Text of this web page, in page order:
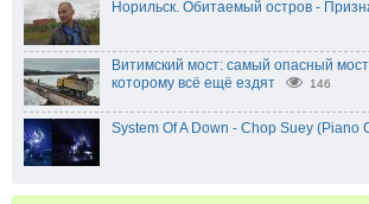
Норильск. Обитаемый остров -
Витимский мост: самый опасный
которому всё ещё ездят
146
System Of A Down - Chop Suey (Piano